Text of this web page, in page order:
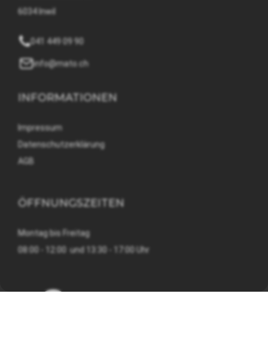
6034 Inwil
041 449 09 90
info@mato.ch
INFORMATIONEN
Impressum
Datenschutzerklärung
AGB
ÖFFNUNGSZEITEN
Montag bis Freitag
08:00 - 12:00 und 13:30 - 17:00 Uhr